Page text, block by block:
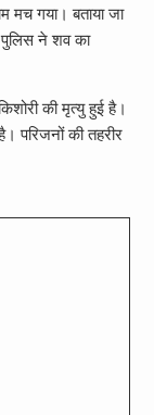
मच गया। बताया जा
पुलिस ने शव का
की मृत्यु हुई है।
परिजनों की तहरीर